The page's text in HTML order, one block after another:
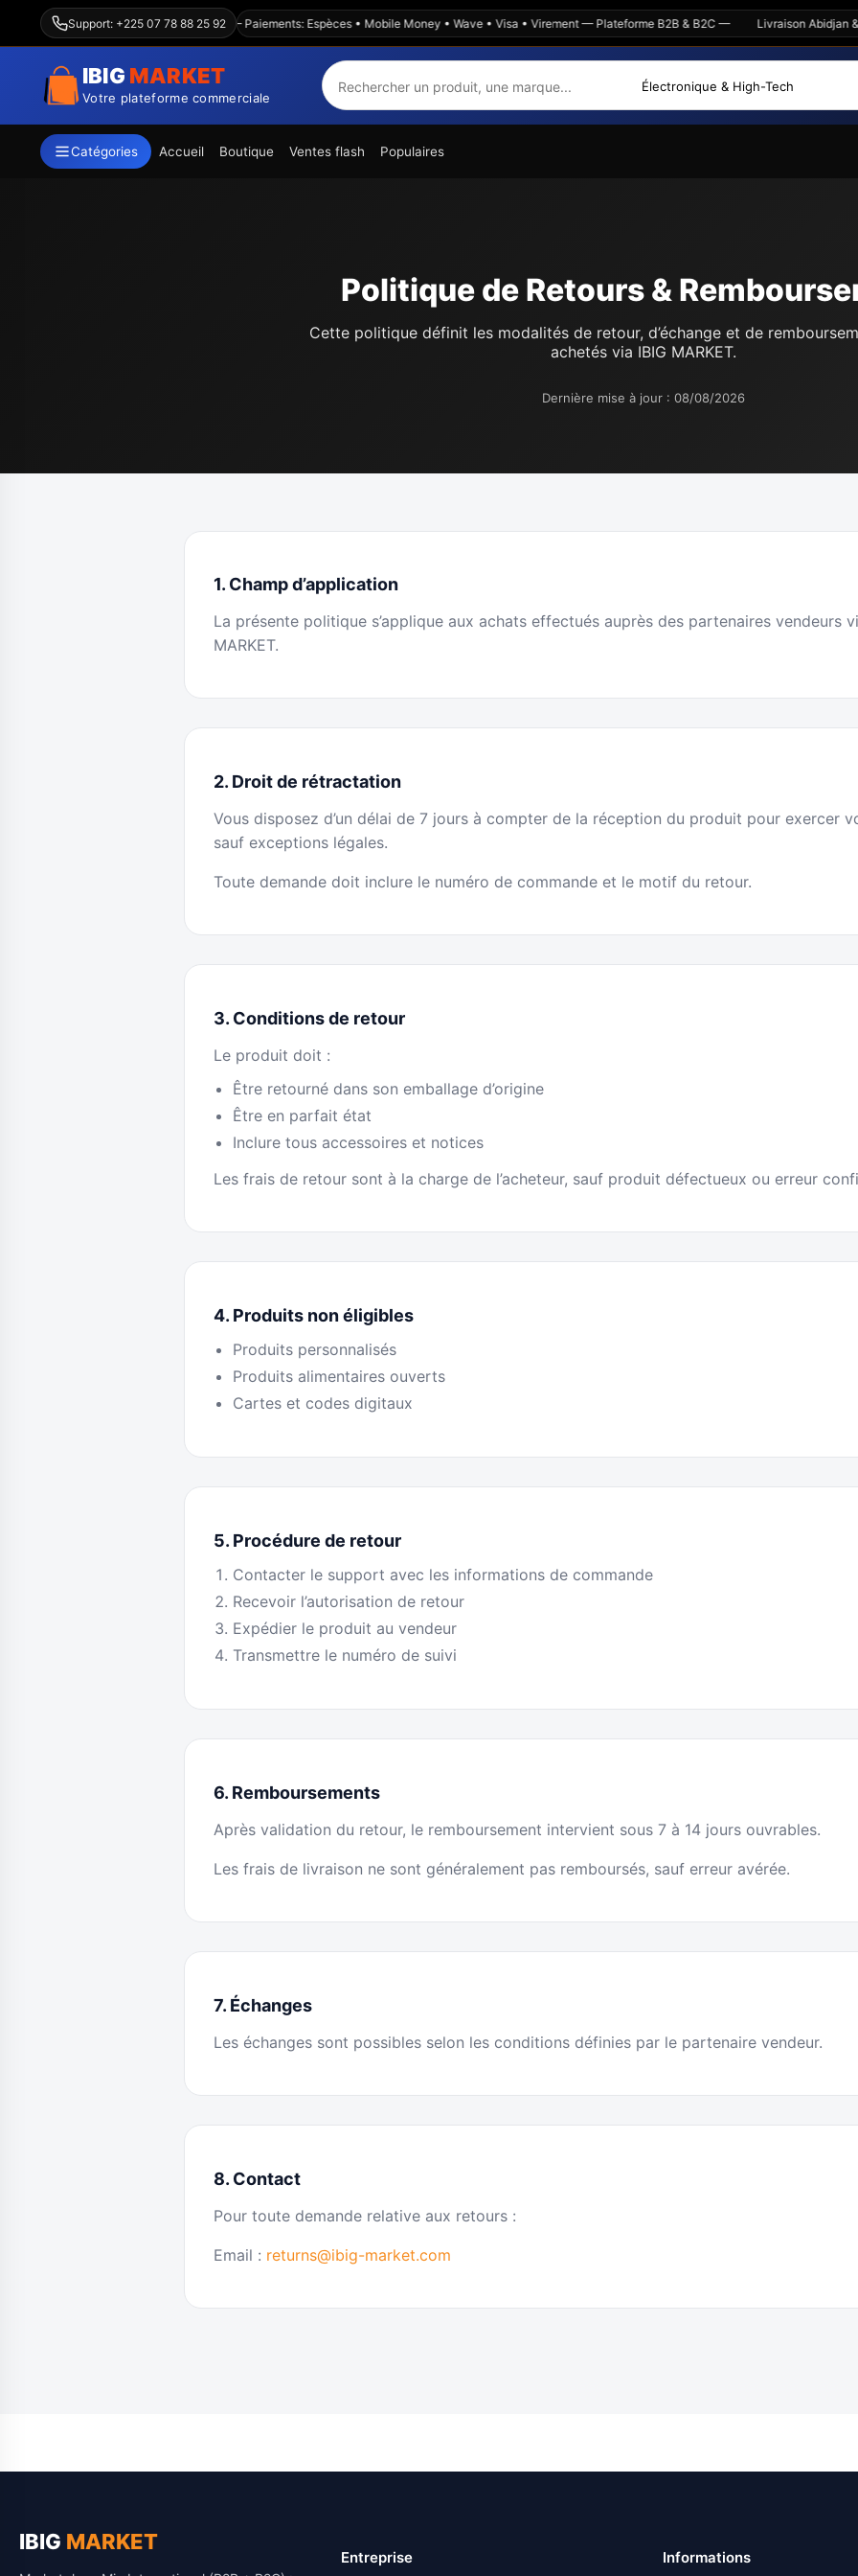
Support: +225 07 78 88 25 92
Livraison Abidjan & intérieur — Paiements: Espèces • Mobile Money • Wave • Visa • Virement — Plateforme B2B & B2C — Livraison Abidjan &
IBIG MARKET
Votre plateforme commerciale
Catégories Accueil Boutique Ventes flash Populaires
Politique de Retours &
Cette politique définit les modalités de retour, d’échange et de
achetés via IBIG MARKET.
Dernière mise à jour : 08/08/2026
1. Champ d’application
La présente politique s’applique aux achats effectués auprès des partenaires vendeurs
MARKET.
2. Droit de rétractation
Vous disposez d’un délai de 7 jours à compter de la réception du produit pour exercer
sauf exceptions légales.
Toute demande doit inclure le numéro de commande et le motif du retour.
3. Conditions de retour
Le produit doit :
Être retourné dans son emballage d’origine
Être en parfait état
Inclure tous accessoires et notices
Les frais de retour sont à la charge de l’acheteur, sauf produit défectueux ou erreur
4. Produits non éligibles
Produits personnalisés
Produits alimentaires ouverts
Cartes et codes digitaux
5. Procédure de retour
Contacter le support avec les informations de commande
Recevoir l’autorisation de retour
Expédier le produit au vendeur
Transmettre le numéro de suivi
6. Remboursements
Après validation du retour, le remboursement intervient sous 7 à 14 jours ouvrables.
Les frais de livraison ne sont généralement pas remboursés, sauf erreur avérée.
7. Échanges
Les échanges sont possibles selon les conditions définies par le partenaire vendeur.
8. Contact
Pour toute demande relative aux retours :
Email : returns@ibig-market.com
IBIG MARKET
Entreprise Informations